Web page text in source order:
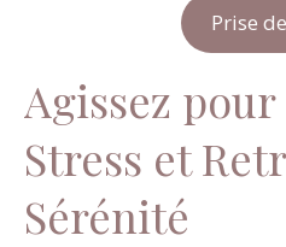
Prise
Agissez
Stress et
Sérénité